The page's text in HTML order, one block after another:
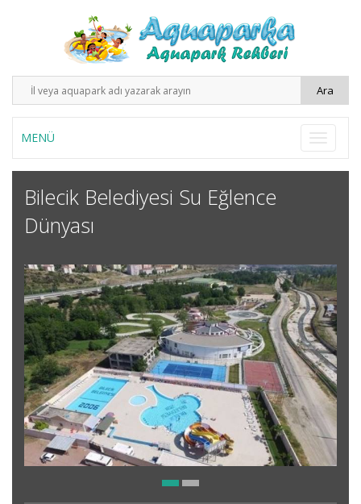
MENÜ
Bilecik Belediyesi Su Eğlence
Dünyası